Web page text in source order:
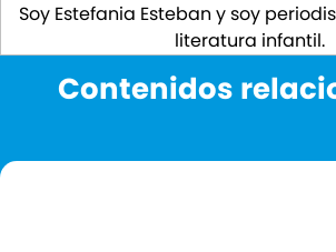
Soy Estefania Esteban y soy
literatura infantil.
Contenidos